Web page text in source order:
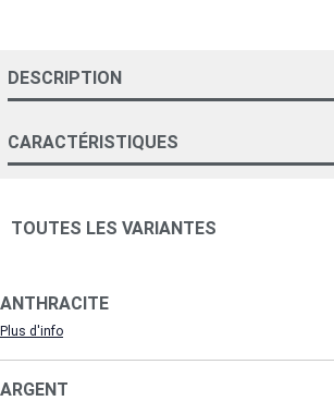
DESCRIPTION
CARACTÉRISTIQUES
TOUTES LES VARIANTES
ANTHRACITE
Plus d'info
ARGENT